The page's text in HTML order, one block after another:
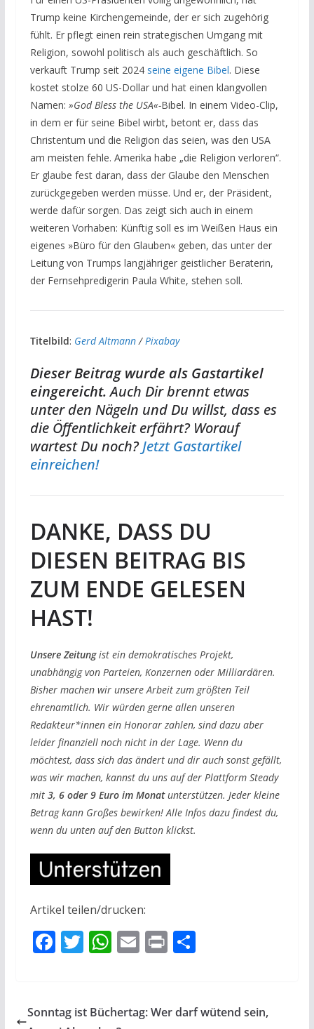
Trump keine Kirchengemeinde, der er sich zugehörig
fühlt. Er pflegt einen rein strategischen Umgang mit
Religion, sowohl politisch als auch geschäftlich. So
verkauft Trump seit 2024 seine eigene Bibel. Diese
kostet stolze 60 US-Dollar und hat einen klangvollen
Namen: »God Bless the USA«-Bibel. In einem Video-Clip,
in dem er für seine Bibel wirbt, betont er, dass das
Christentum und die Religion das seien, was den USA
am meisten fehle. Amerika habe „die Religion verloren“.
Er glaube fest daran, dass der Glaube den Menschen
zurückgegeben werden müsse. Und er, der Präsident,
werde dafür sorgen. Das zeigt sich auch in einem
weiteren Vorhaben: Künftig soll es im Weißen Haus ein
eigenes »Büro für den Glauben« geben, das unter der
Leitung von Trumps langjähriger geistlicher Beraterin,
der Fernsehpredigerin Paula White, stehen soll.
Titelbild: Gerd Altmann/Pixabay
Dieser Beitrag wurde als Gastartikel
eingereicht.Auch Dir brennt etwas
unter den Nägeln und Du willst, dass es
die Öffentlichkeit erfährt? Worauf
wartest Du noch?Jetzt Gastartikel
einreichen!
DANKE, DASS DU
DIESEN BEITRAG BIS
ZUM ENDE GELESEN
HAST!
Unsere Zeitungist ein demokratisches Projekt,
unabhängig von Parteien, Konzernen oder Milliardären.
Bisher machen wir unsere Arbeit zum größten Teil
ehrenamtlich. Wir würden gerne allen unseren
Redakteur*innen ein Honorar zahlen, sind dazu aber
leider finanziell noch nicht in der Lage. Wenn du
möchtest, dass sich das ändert und dir auch sonst gefällt,
was wir machen, kannst du uns auf der Plattform Steady
mit 3, 6 oder 9 Euro im Monatunterstützen. Jeder kleine
Betrag kann Großes bewirken! Alle Infos dazu findest du,
wenn du unten auf den Button klickst.
Artikel teilen/drucken:
F
b
T
er
W
s
E
l
PrT
n
Sonntag ist Büchertag: Wer darf wütend sein,